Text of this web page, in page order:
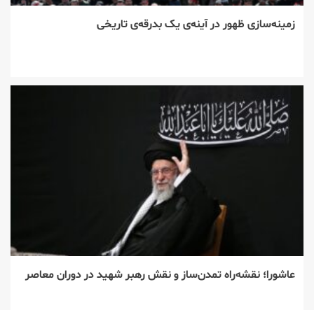
زمینه‌سازی ظهور در آینه‌ی یک بدرقه‌ی تاریخی
عاشورا؛ نقشه‌راه تمدن‌ساز و نقش رهبر شهید در دوران معاصر